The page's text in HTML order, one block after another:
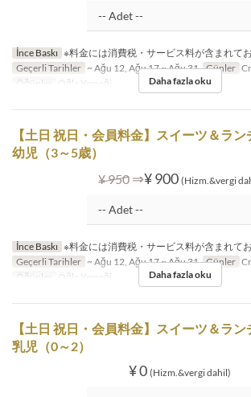
İnce Baskı ※料金には消費税・サービス料が含まれてお
Geçerli Tarihler ~ Ağu 12, Ağu 17 ~ Ağu 31 Günler
Öğünler
Öğle Yemeği Daha fazla oku
【土日 祝日・会員料金】スイーツ＆ラ
幼児（3～5歳）
¥ 950 ⇒¥ 900 (Hizm.&vergi
İnce Baskı ※料金には消費税・サービス料が含まれてお
Geçerli Tarihler ~ Ağu 12, Ağu 17 ~ Ağu 31 Günler
Öğünler
Öğle Yemeği Daha fazla oku
【土日 祝日・会員料金】スイーツ＆ラ
乳児（0～2）
¥ 0 (Hizm.&vergi dahil)